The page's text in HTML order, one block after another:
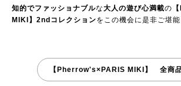
知的でファッショナブルな大人の遊び心満載の
MIKI】2ndコレクションをこの機会に是非ご堪能
【Pherrow's×PARIS MIKI】 全商